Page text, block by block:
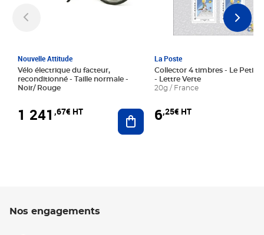
Nouvelle Attitude
Vélo électrique du facteur,
reconditionné - Taille normale -
Noir/ Rouge
1 241 ,67€ HT Ajouter au panier
La Poste
Collector 4 timbres - Le Petit
- Lettre Verte
20g / France
6,25€ HT
Nos engagements